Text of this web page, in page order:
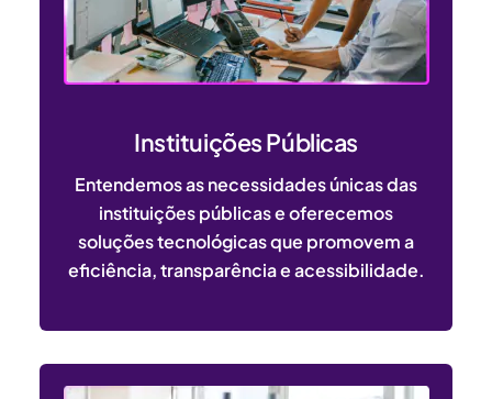
Instituições Públicas
Entendemos as necessidades únicas das
instituições públicas e oferecemos
soluções tecnológicas que promovem a
eficiência, transparência e acessibilidade.